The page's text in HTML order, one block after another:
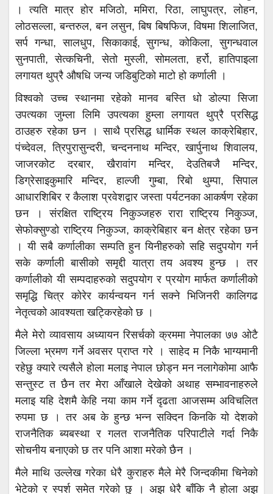
। त्यति मात्र होर मजिठो, ममिरा, रिठा, लाघुपत्र, लोहन,
लोठसल्ला, बन्तरुल, बन लसुन, बिष बिषफिज, विषमा शिलाजित,
सर्प गन्धा, सालधुप, सिकाकाई, सुगन्ध, कोकिला, सुगन्धवाल
सुनपाती, सेत्कचिनी, सेतो मुस्ली, सोमलता, हर्रो, हातिपाइला
लगायत थुप्रै औषधि जन्य जडिबुटिको माटो हो कर्णाली ।
विश्वको उच्च स्थानमा रहेको मानव बस्ति धो डोल्पा सिजा
उपत्यका जुम्ला लिमि उपत्यका हुम्ला लगायत थुप्रै प्रसिद्ध
ठाउहरु रहेका छन । साथै प्रसिद्ध धार्मिक स्थल काक्रेबिहार,
पंच्देवल, त्रिपुरासुन्दरी, चन्दननाथ मन्दिर, खार्पुनाथ शिवालय,
जाजरकोट दरबार, खैरावांग मन्दिर, देउतिबजै मन्दिर,
डिग्रेसाइकुमारि मन्दिर, हाल्जी गुम्बा, रिबो थुम्पा, सिपाल
आधारशिबिर र कैलाश प्रवेशद्वार जस्ता पर्यटनका आकर्षण रहेका
छन । संरक्षित राष्ट्रिय निकुञ्जहरु रारा राष्ट्रिय निकुञ्ज,
सेफोक्सुण्डो राष्ट्रिय निकुञ्ज, काक्रेबिहार बन क्षेत्र रहेका छन
। यी सबै कर्णालीका सम्पति हुन यिनीहरुको सहि सदुपयोग गर्न
सके कर्णाली बासीको समृद्दी यात्रा तय अवश्य हुन्छ । तर
कर्णालीको यी सम्पदाहरुको सदुपयोग र प्रयोग मार्फत कर्णालीको
समृद्धि चित्र कोरेर कार्यन्वयन गर्न सक्ने भिजिनरी कालिगढ
नेतृत्वको आवश्यता खट्किरहेको छ ।
मैले मेरो व्यावसाय अध्यायन रिसर्चको क्रममा नेपालका ७७ ओटै
जिल्ला भ्रमण गर्ने अवसर प्राप्त गरे । साहेद म निकै भाग्यमानी
रहेछु क्यारे त्यसैले होला मलाइ नेपाल छोड्न मन नलागेकोमा आफै
सन्तुस्ट त छैन तर मेरा आँखाले देखेको अथाह सम्भावनाहरुले
मलाइ यहि देशमै केहि नया काम गर्ने दृढता आजसम्म अविचलित
रुपमा छ । तर अब के हुन्छ भन्न सक्दिन किनकि यो देशको
राजनैतिक ब्यबस्था र गलत राजनैतिक परिपाटीले गर्दा निकै
सोचनीय बनाएको छ तर पनि आशा मरेको छैन ।
मैले माथि उल्लेख गरेका धेरै कुराहरु मैले मेरै जिन्दकीमा चिनेको
भेटेको र स्पर्श समेत गरेको छु । अझ धेरै बाँकि नै होला अझ